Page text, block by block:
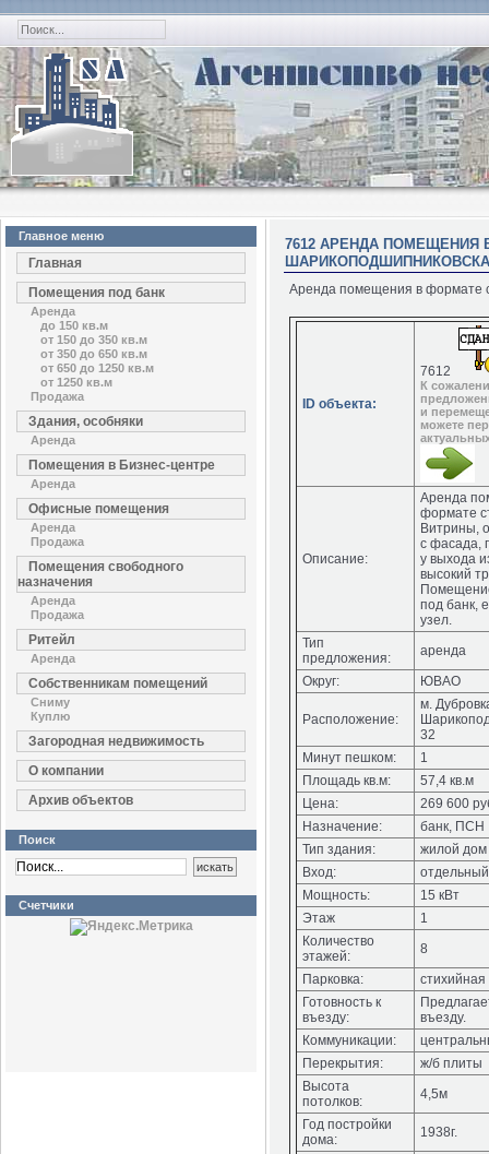
Главное меню
Главная
Помещения под банк
Аренда
до 150 кв.м
от 150 до 350 кв.м
от 350 до 650 кв.м
от 650 до 1250 кв.м
от 1250 кв.м
Продажа
Здания, особняки
Аренда
Помещения в Бизнес-центре
Аренда
Офисные помещения
Аренда
Продажа
Помещения свободного
назначения
Аренда
Продажа
Ритейл
Аренда
Собственникам помещений
Сниму
Куплю
Загородная недвижимость
О компании
Архив объектов
Поиск
Счетчики
7612 АРЕНДА ПОМЕЩЕНИЯ
Аренда помещения в формате
ID объекта:
7612
К
и
можете
Описание:
Аренда
формате
Витрины,
с фасада,
у выхода
высокий
под банк,
узел.
Тип
предложения:
аренда
Округ:
ЮВАО
Расположение:
м.
32
Минут пешком:
1
Площадь кв.м:
57,4 кв.м
Цена:
269 600
Назначение:
банк, ПСН
Тип здания:
жилой дом
Вход:
Мощность:
15 кВт
Этаж
1
Количество
этажей:
8
Парковка:
стихийная
Готовность к
въезду:
въезду.
Коммуникации:
Перекрытия:
ж/б плиты
Высота
потолков:
4,5м
Год постройки
дома:
1938г.